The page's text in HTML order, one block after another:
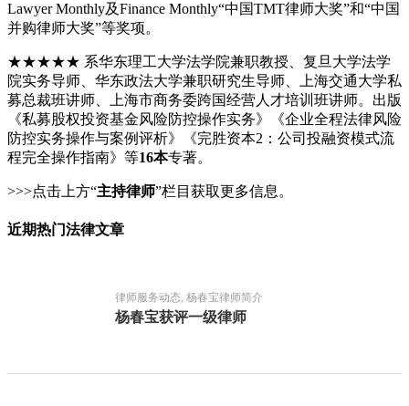
Lawyer Monthly及Finance Monthly“中国TMT律师大奖”和“中国
并购律师大奖”等奖项。
★★★★★ 系华东理工大学法学院兼职教授、复旦大学法学
院实务导师、华东政法大学兼职研究生导师、上海交通大学私
募总裁班讲师、上海市商务委跨国经营人才培训班讲师。出版
《私募股权投资基金风险防控操作实务》《企业全程法律风险
防控实务操作与案例评析》《完胜资本2：公司投融资模式流
程完全操作指南》等16本专著。
>>>点击上方“主持律师”栏目获取更多信息。
近期热门法律文章
律师服务动态, 杨春宝律师简介
杨春宝获评一级律师